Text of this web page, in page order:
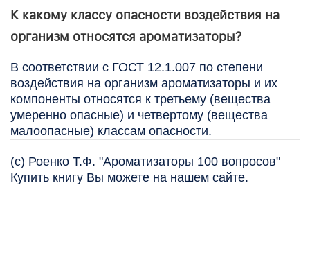
К какому классу опасности воздействия на
организм относятся ароматизаторы?
В соответствии с ГОСТ 12.1.007 по степени
воздействия на оргaнизм ароматизаторы и их
компоненты относятся к третьему (вещества
умеренно опасные) и четвертому (вещества
малоопасные) классам опасности.
(с) Роенко Т.Ф. "Ароматизаторы 100 вопросов"
Купить книгу Вы можете на нашем сайте.